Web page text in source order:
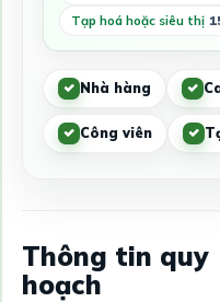
Tạp hoá hoặc siêu thị
Nhà hàng
Công viên
Thông tin quy
hoạch